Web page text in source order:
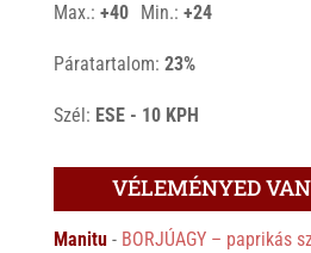
Max.: +40 Min.: +24
Páratartalom: 23%
Szél: ESE - 10 KPH
VÉLEMÉNYED
Manitu- BORJÚAGY – paprikás